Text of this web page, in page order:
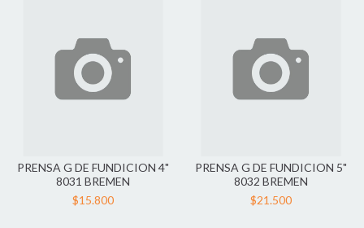
PRENSA G DE FUNDICION 4"
8031 BREMEN
$15.800
PRENSA G DE FUNDICION 5"
8032 BREMEN
$21.500